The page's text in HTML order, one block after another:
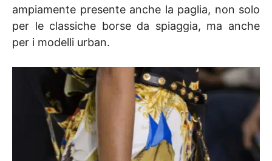
ampiamente presente anche la paglia, non solo
per le classiche borse da spiaggia, ma anche
per i modelli urban.